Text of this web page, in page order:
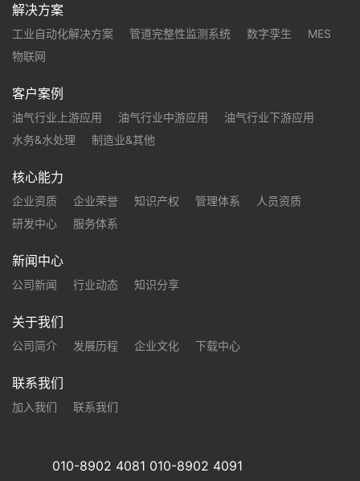
解决方案
工业自动化解决方案 管道完整性监测系统 数字孪生
MES
物联网
客户案例
油气行业上游应用 油气行业中游应用
油气行业下游应用
水务&水处理
制造业&其他
核心能力
企业资质 企业荣誉 知识产权 管理体系
人员资质
研发中心
服务体系
新闻中心
公司新闻 行业动态 知识分享
关于我们
公司简介 发展历程 企业文化 下载中心
联系我们
加入我们 联系我们
010-8902 4081 010-8902 4091